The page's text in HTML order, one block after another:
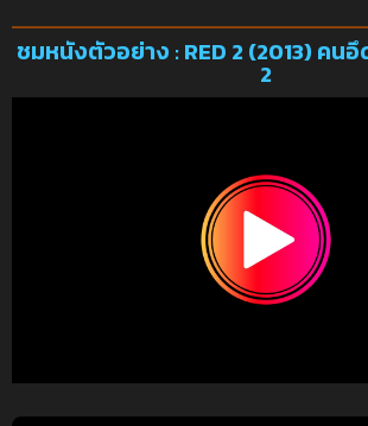
ชมหนังตัวอย่าง : RED 2 (2013) คน
2